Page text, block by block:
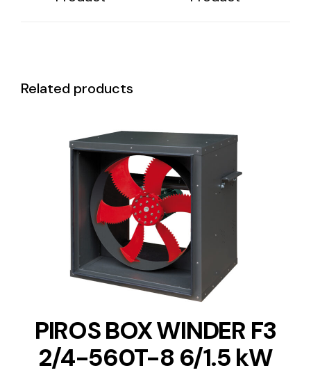
Related products
DETAILS
PIROS BOX WINDER F3
2/4-560T-8 6/1.5 kW